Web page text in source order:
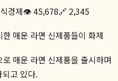
경제👁️45,678🔗 2,345
매운 라면 신제품들이 화제
매운 라면 신제품을 출시하며
고 있다.